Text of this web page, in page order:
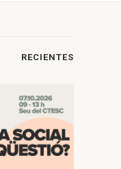
RECIENTES